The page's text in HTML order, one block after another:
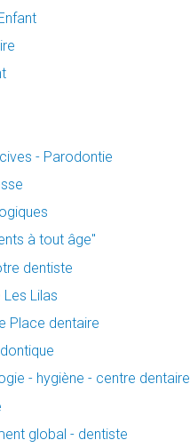
- Parodontie
à tout âge"
dentiste
Lilas
Place dentaire
- hygiène - centre dentaire
global - dentiste